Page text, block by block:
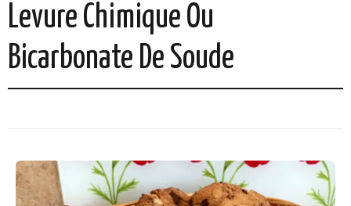
Levure Chimique Ou
Bicarbonate De Soude